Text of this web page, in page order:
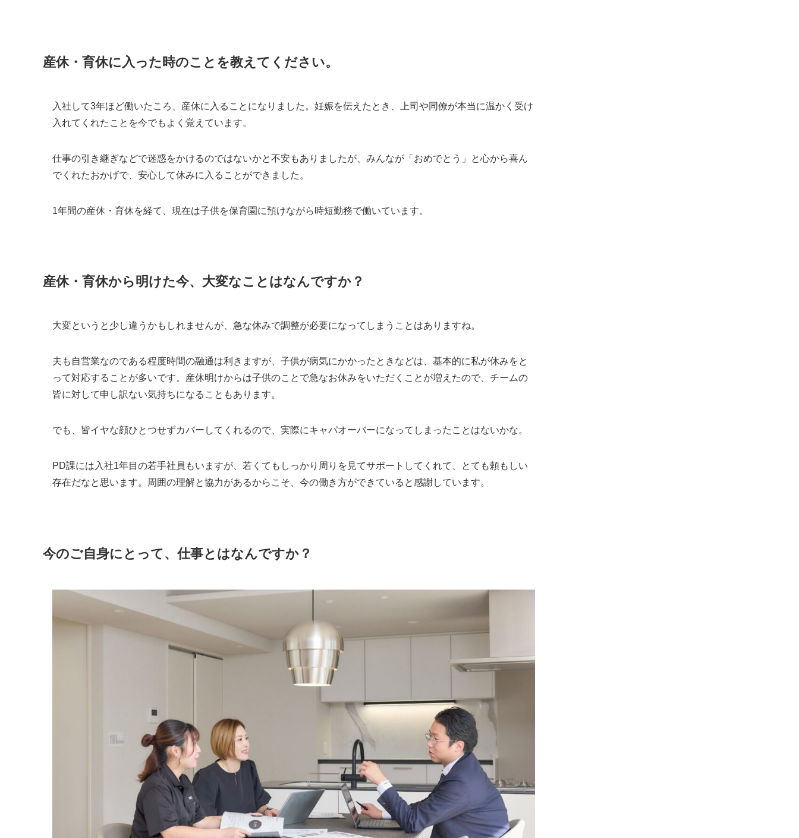
産休・育休に入った時のことを教えてください。
入社して3年ほど働いたころ、産休に入ることになりました。妊娠を伝えたとき、上司や同僚が本当に温かく受け
入れてくれたことを今でもよく覚えています。
仕事の引き継ぎなどで迷惑をかけるのではないかと不安もありましたが、みんなが「おめでとう」と心から喜ん
でくれたおかげで、安心して休みに入ることができました。
1年間の産休・育休を経て、現在は子供を保育園に預けながら時短勤務で働いています。
産休・育休から明けた今、大変なことはなんですか？
大変というと少し違うかもしれませんが、急な休みで調整が必要になってしまうことはありますね。
夫も自営業なのである程度時間の融通は利きますが、子供が病気にかかったときなどは、基本的に私が休みをと
って対応することが多いです。産休明けからは子供のことで急なお休みをいただくことが増えたので、チームの
皆に対して申し訳ない気持ちになることもあります。
でも、皆イヤな顔ひとつせずカバーしてくれるので、実際にキャパオーバーになってしまったことはないかな。
PD課には入社1年目の若手社員もいますが、若くてもしっかり周りを見てサポートしてくれて、とても頼もしい
存在だなと思います。周囲の理解と協力があるからこそ、今の働き方ができていると感謝しています。
今のご自身にとって、仕事とはなんですか？